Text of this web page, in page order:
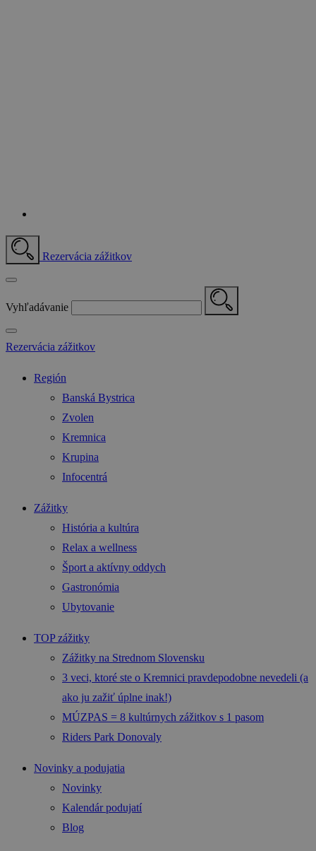
Rezervácia zážitkov
Vyhľadávanie
Rezervácia zážitkov
Región
Banská Bystrica
Zvolen
Kremnica
Krupina
Infocentrá
Zážitky
História a kultúra
Relax a wellness
Šport a aktívny oddych
Gastronómia
Ubytovanie
TOP zážitky
Zážitky na Strednom Slovensku
3 veci, ktoré ste o Kremnici pravdepodobne nevedeli (a
ako ju zažiť úplne inak!)
MÚZPAS = 8 kultúrnych zážitkov s 1 pasom
Riders Park Donovaly
Novinky a podujatia
Novinky
Kalendár podujatí
Blog